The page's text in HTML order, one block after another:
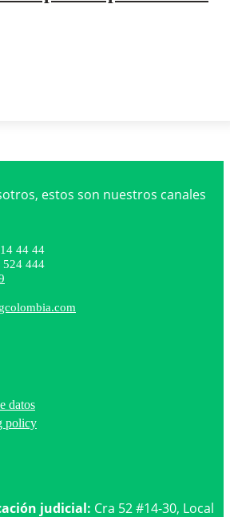
estos son nuestros canales
44 44
524 444
datos
policy
judicial: Cra 52 #14-30, Local